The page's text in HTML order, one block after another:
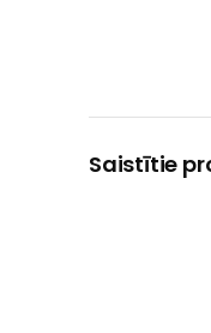
Saistītie